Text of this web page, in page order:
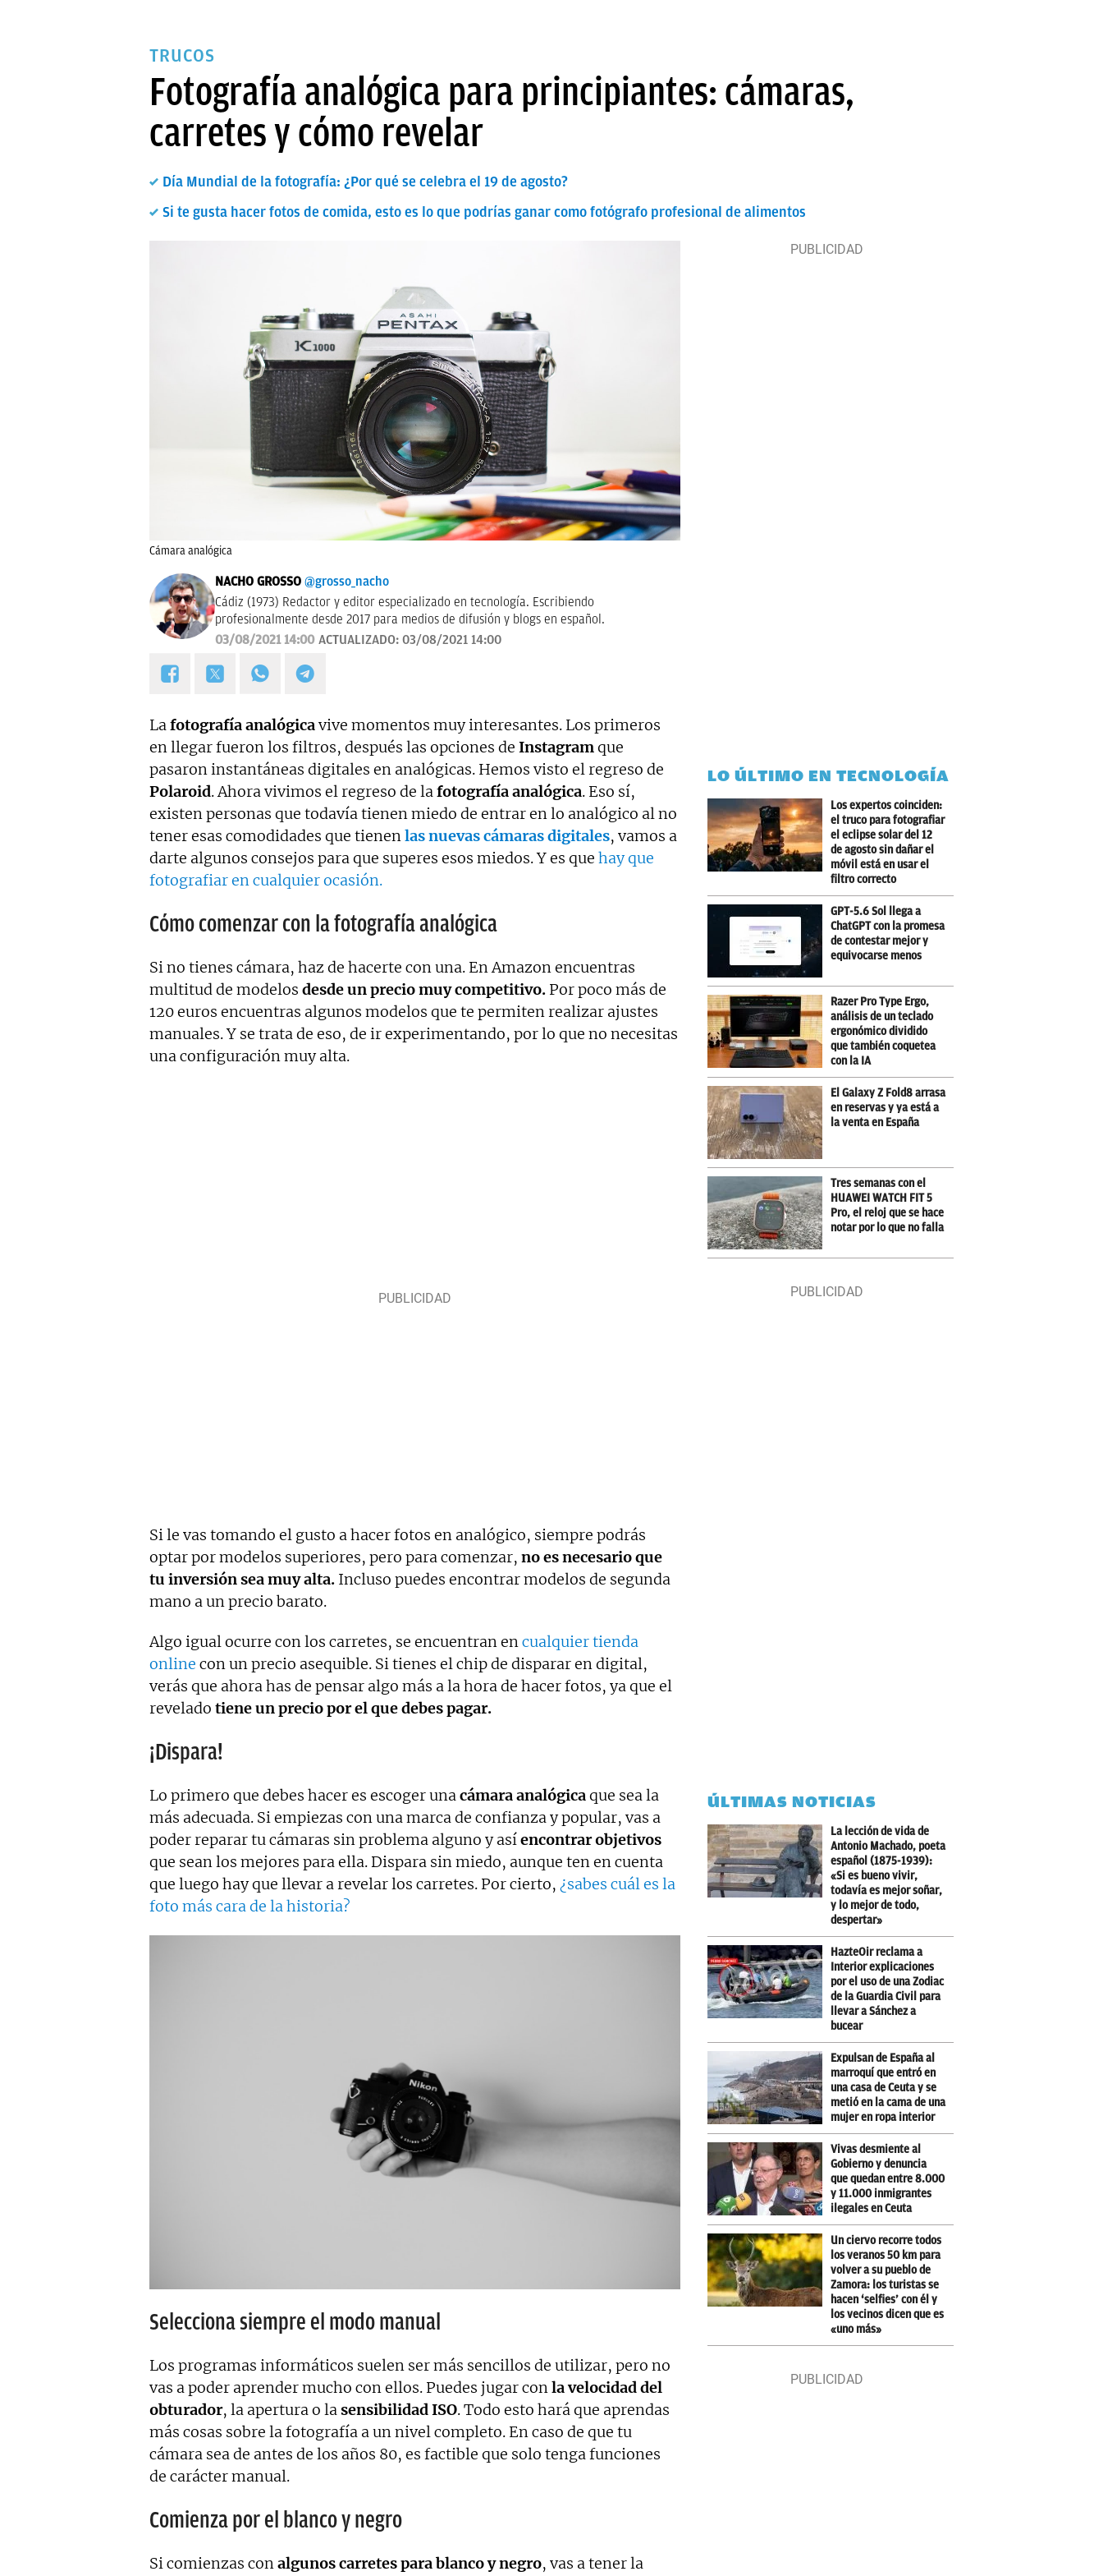
TRUCOS
Fotografía analógica para principiantes: cámaras,
carretes y cómo revelar
Día Mundial de la fotografía: ¿Por qué se celebra el 19 de agosto?
Si te gusta hacer fotos de comida, esto es lo que podrías ganar como fotógrafo profesional de alimentos
Cámara analógica
NACHO GROSSO @grosso_nacho
Cádiz (1973) Redactor y editor especializado en tecnología. Escribiendo
profesionalmente desde 2017 para medios de difusión y blogs en español.
03/08/2021 14:00 ACTUALIZADO: 03/08/2021 14:00
Lafotografía analógicavive momentos muy interesantes. Los primeros
en llegar fueron los filtros, después las opciones de Instagramque
pasaron instantáneas digitales en analógicas. Hemos visto el regreso de
Polaroid. Ahora vivimos el regreso de lafotografía analógica. Eso sí,
existen personas que todavía tienen miedo de entrar en lo analógico al no
tener esas comodidades que tienenlas nuevas cámaras digitales, vamos a
darte algunos consejos para que superes esos miedos. Y es que hay que
fotografiar en cualquier ocasión.
Cómo comenzar con la fotografía analógica
Si no tienes cámara, haz de hacerte con una. En Amazon encuentras
multitud de modelos desde un precio muy competitivo. Por poco más de
120 euros encuentras algunos modelos que te permiten realizar ajustes
manuales. Y se trata de eso, de ir experimentando, por lo que no necesitas
una configuración muy alta.
Si le vas tomando el gusto a hacer fotos en analógico, siempre podrás
optar por modelos superiores, pero para comenzar, no es necesario que
tu inversión sea muy alta. Incluso puedes encontrar modelos de segunda
mano a un precio barato.
Algo igual ocurre con los carretes, se encuentran encualquier tienda
online con un precio asequible. Si tienes el chip de disparar en digital,
verás que ahora has de pensar algo más a la hora de hacer fotos, ya que el
revelado tiene un precio por el que debes pagar.
¡Dispara!
Lo primero que debes hacer es escoger unacámara analógicaque sea la
más adecuada. Si empiezas con una marca de confianza y popular, vas a
poder reparar tu cámaras sin problema alguno y asíencontrar objetivos
que sean los mejores para ella. Dispara sin miedo, aunque ten en cuenta
que luego hay que llevar a revelar los carretes. Por cierto, ¿sabes cuál es la
foto más cara de la historia?
Selecciona siempre el modo manual
Los programas informáticos suelen ser más sencillos de utilizar, pero no
vas a poder aprender mucho con ellos. Puedes jugar conla velocidad del
obturador, la apertura o lasensibilidad ISO. Todo esto hará que aprendas
más cosas sobre la fotografía a un nivel completo. En caso de que tu
cámara sea de antes de los años 80, es factible que solo tenga funciones
de carácter manual.
Comienza por el blanco y negro
Si comienzas conalgunos carretes para blanco y negro, vas a tener la
LO ÚLTIMO EN TECNOLOGÍA
Los expertos coinciden:
el truco para fotografiar
el eclipse solar del 12
de agosto sin dañar el
móvil está en usar el
filtro correcto
GPT-5.6 Sol llega a
ChatGPT con la promesa
de contestar mejor y
equivocarse menos
Razer Pro Type Ergo,
análisis de un teclado
ergonómico dividido
que también coquetea
con la IA
El Galaxy Z Fold8 arrasa
en reservas y ya está a
la venta en España
Tres semanas con el
HUAWEI WATCH FIT 5
Pro, el reloj que se hace
notar por lo que no falla
ÚLTIMAS NOTICIAS
La lección de vida de
Antonio Machado, poeta
español (1875-1939):
«Si es bueno vivir,
todavía es mejor soñar,
y lo mejor de todo,
despertar»
HazteOir reclama a
Interior explicaciones
por el uso de una Zodiac
de la Guardia Civil para
llevar a Sánchez a
bucear
Expulsan de España al
marroquí que entró en
una casa de Ceuta y se
metió en la cama de una
mujer en ropa interior
Vivas desmiente al
Gobierno y denuncia
que quedan entre 8.000
y 11.000 inmigrantes
ilegales en Ceuta
Un ciervo recorre todos
los veranos 50 km para
volver a su pueblo de
Zamora: los turistas se
hacen ‘selfies’ con él y
los vecinos dicen que es
«uno más»